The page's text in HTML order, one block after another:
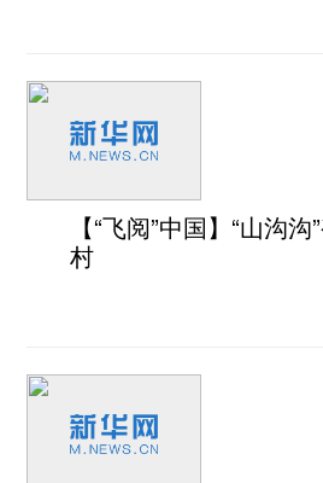
【“飞阅”中国】“山沟
村